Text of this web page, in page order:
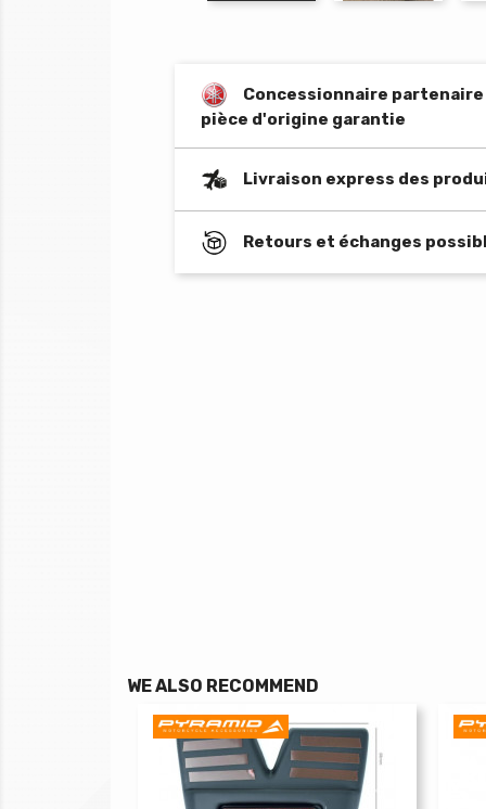
Concessionnaire partenaire
pièce d'origine garantie
Livraison express des
Retours et échanges
WE ALSO RECOMMEND